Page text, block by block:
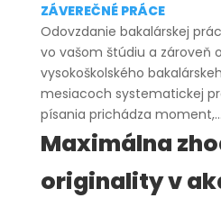
ZÁVEREČNÉ PRÁCE
Odovzdanie bakalárskej
vo vašom štúdiu a zároveň
vysokoškolského
mesiacoch systematickej
písania prichádza moment,…
Maximálna
originality v